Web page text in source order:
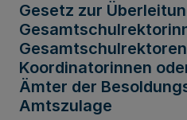
Gesetz zur
Koordinatorinnen
Ämter der
Amtszulage